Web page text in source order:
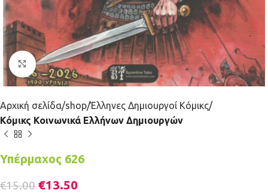
Κλικ για μεγέθυνση
Αρχική σελίδα shop Έλληνες Δημιουργοί Κόμικς
Κόμικς Κοινωνικά Ελλήνων Δημιουργών
Υπέρμαχος 626
€15.00 €13.50